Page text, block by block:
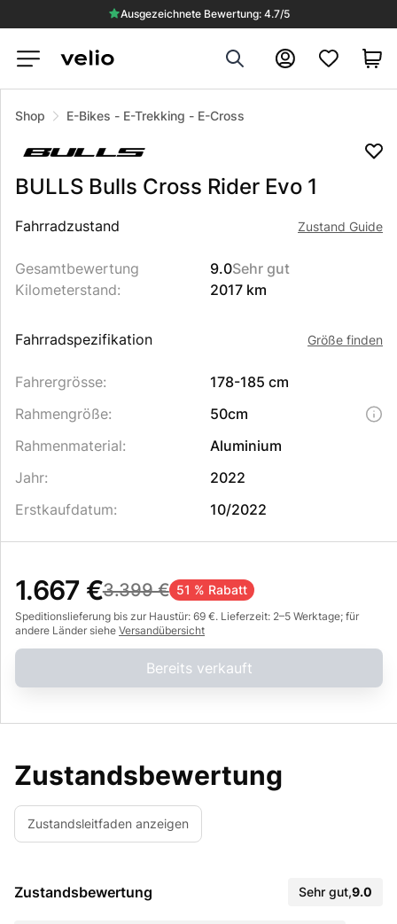
Ausgezeichnete Bewertung: 4.7/5
Search Konto
VERKAUFT
Shop E-Bikes - E-Trekking - E-Cross
BULLS Bulls Cross Rider Evo 1
Beschreibung des Produkts
Fahrradzustand Zustand Guide
Gesamtbewertung 9.0Sehr gut
Kilometerstand: 2017 km
Fahrradspezifikation Größe finden
Fahrergrösse:
178-185 cm
Rahmengröße:
50cm
Rahmenmaterial:
Aluminium
Jahr:
2022
Erstkaufdatum: 10/2022
1.667 €3.399 € 51 % Rabatt
Speditionslieferung bis zur Haustür: 69 €. Lieferzeit: 2–5 Werktage; für
andere Länder siehe Versandübersicht
Bereits verkauft
Zustandsbewertung
Zustandsleitfaden anzeigen
Zustandsbewertung Sehr gut,9.0